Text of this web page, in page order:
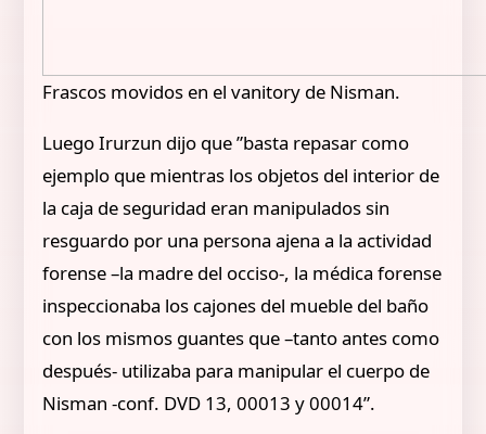
Frascos movidos en el vanitory de Nisman.
Luego Irurzun dijo que ”basta repasar como
ejemplo que mientras los objetos del interior de
la caja de seguridad eran manipulados sin
resguardo por una persona ajena a la actividad
forense –la madre del occiso-, la médica forense
inspeccionaba los cajones del mueble del baño
con los mismos guantes que –tanto antes como
después- utilizaba para manipular el cuerpo de
Nisman -conf. DVD 13, 00013 y 00014”.